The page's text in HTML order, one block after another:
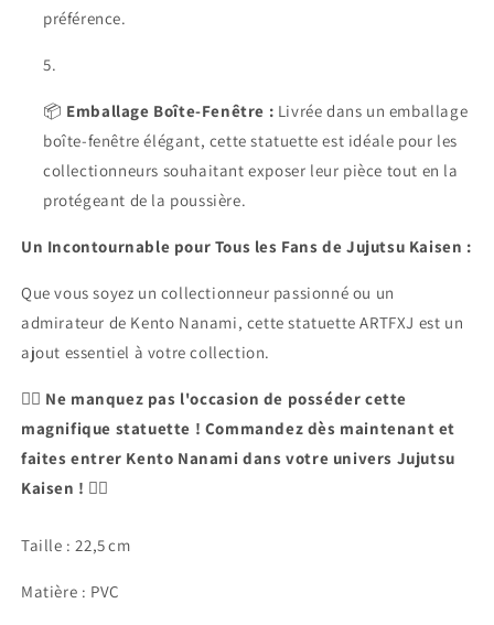
préférence.
📦 Emballage Boîte-Fenêtre : Livrée dans un emballage
boîte-fenêtre élégant, cette statuette est idéale pour les
collectionneurs souhaitant exposer leur pièce tout en la
protégeant de la poussière.
Un Incontournable pour Tous les Fans de Jujutsu Kaisen :
Que vous soyez un collectionneur passionné ou un
admirateur de Kento Nanami, cette statuette ARTFXJ est un
ajout essentiel à votre collection.
🧙‍♂️ Ne manquez pas l'occasion de posséder cette
magnifique statuette ! Commandez dès maintenant et
faites entrer Kento Nanami dans votre univers Jujutsu
Kaisen ! 🧙‍♂️
Taille :22,5cm
Matière : PVC